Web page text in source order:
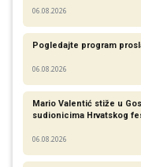
06.08.2026
Pogledajte program
06.08.2026
Mario Valentić stiže u
sudionicima Hrvatskog
06.08.2026